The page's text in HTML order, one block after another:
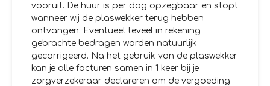
vooruit. De huur is per dag opzegbaar en stopt
wanneer wij de plaswekker terug hebben
ontvangen. Eventueel teveel in rekening
gebrachte bedragen worden natuurlijk
gecorrigeerd. Na het gebruik van de plaswekker
kan je alle facturen samen in 1 keer bij je
zorgverzekeraar declareren om de vergoeding